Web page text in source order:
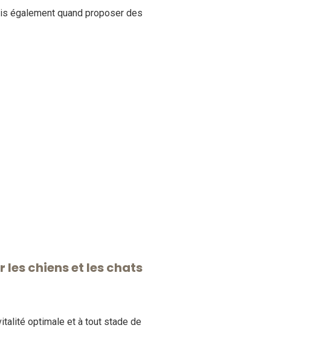
également quand proposer des
les chiens et les chats
optimale et à tout stade de